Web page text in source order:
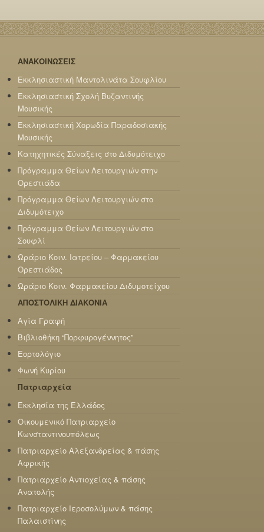
ΑΝΑΚΟΙΝΩΣΕΙΣ
Εκκλησιαστική Μαντολινάτα Σουφλίου
Εκκλησιαστική Σχολή Βυζαντινής
Μουσικής
Εκκλησιαστική Χορωδία Παραδοσιακής
Μουσικής
Κατηχητικές Σύναξεις στο Διδυμότειχο
Πρόγραμμα Θείων Λειτουργιών στην
Ορεστιάδα
Πρόγραμμα Θείων Λειτουργιών στο
Διδυμότειχο
Πρόγραμμα Θείων Λειτουργιών στο
Σουφλί
Ωράριο Κοιν. Ιατρείου – Φαρμακείου
Ορεστιάδος
Ωράριο Κοιν. Φαρμακείου Διδυμοτείχου
ΑΠΟΣΤΟΛΙΚΗ ΔΙΑΚΟΝΙΑ
Αγία Γραφή
Βιβλιοθήκη “Πορφυρογέννητος”
Εορτολόγιο
Φωνή Κυρίου
Πατριαρχεία
Εκκλησία της Ελλάδος
Οικουμενικό Πατριαρχείο
Κωνσταντινουπόλεως
Πατριαρχείο Αλεξανδρείας & πάσης
Αφρικής
Πατριαρχείο Αντιοχείας & πάσης
Ανατολής
Πατριαρχείο Ιεροσολύμων & πάσης
Παλαιστίνης